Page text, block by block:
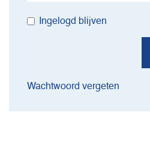
Ingelogd blijven
Wachtwoord vergeten